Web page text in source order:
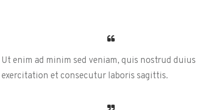
Ut enim ad minim sed veniam, quis nostrud duius
exercitation et consecutur laboris sagittis.